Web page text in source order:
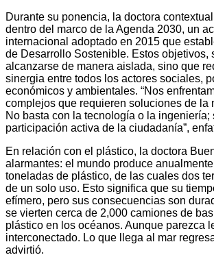
Durante su ponencia, la doctora
dentro del marco de la Agenda 2030, un
internacional adoptado en 2015 que
de Desarrollo Sostenible. Estos objetivos,
alcanzarse de manera aislada, sino que
sinergia entre todos los actores sociales,
económicos y ambientales. “Nos
complejos que requieren soluciones de la
No basta con la tecnología o la ingeniería;
participación activa de la ciudadanía”,
En relación con el plástico, la doctora
alarmantes: el mundo produce
toneladas de plástico, de las cuales dos
de un solo uso. Esto significa que su
efímero, pero sus consecuencias son
se vierten cerca de 2,000 camiones de
plástico en los océanos. Aunque parezca
interconectado. Lo que llega al mar
advirtió.